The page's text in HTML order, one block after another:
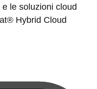
le soluzioni cloud
Hybrid Cloud